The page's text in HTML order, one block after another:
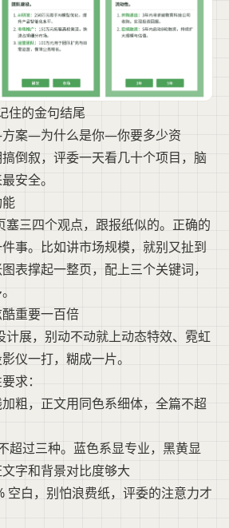
住的金句结尾
案—为什么是你—你要多少资
倒叙，评委一天看几十个项目，脑
安全。
塞三四个观点，跟报纸似的。正确的
事。比如讲市场规模，就别又扯到
表撑起一整页，配上三个关键词，
重要一百倍
计展，别动不动就上动态特效、霓虹
仪一打，糊成一片。
求：
粗，正文用同色系细体，全篇不超
超过三种。蓝色系显专业，黑黄显
字和背景对比度够大
空白，别怕浪费纸，评委的注意力才